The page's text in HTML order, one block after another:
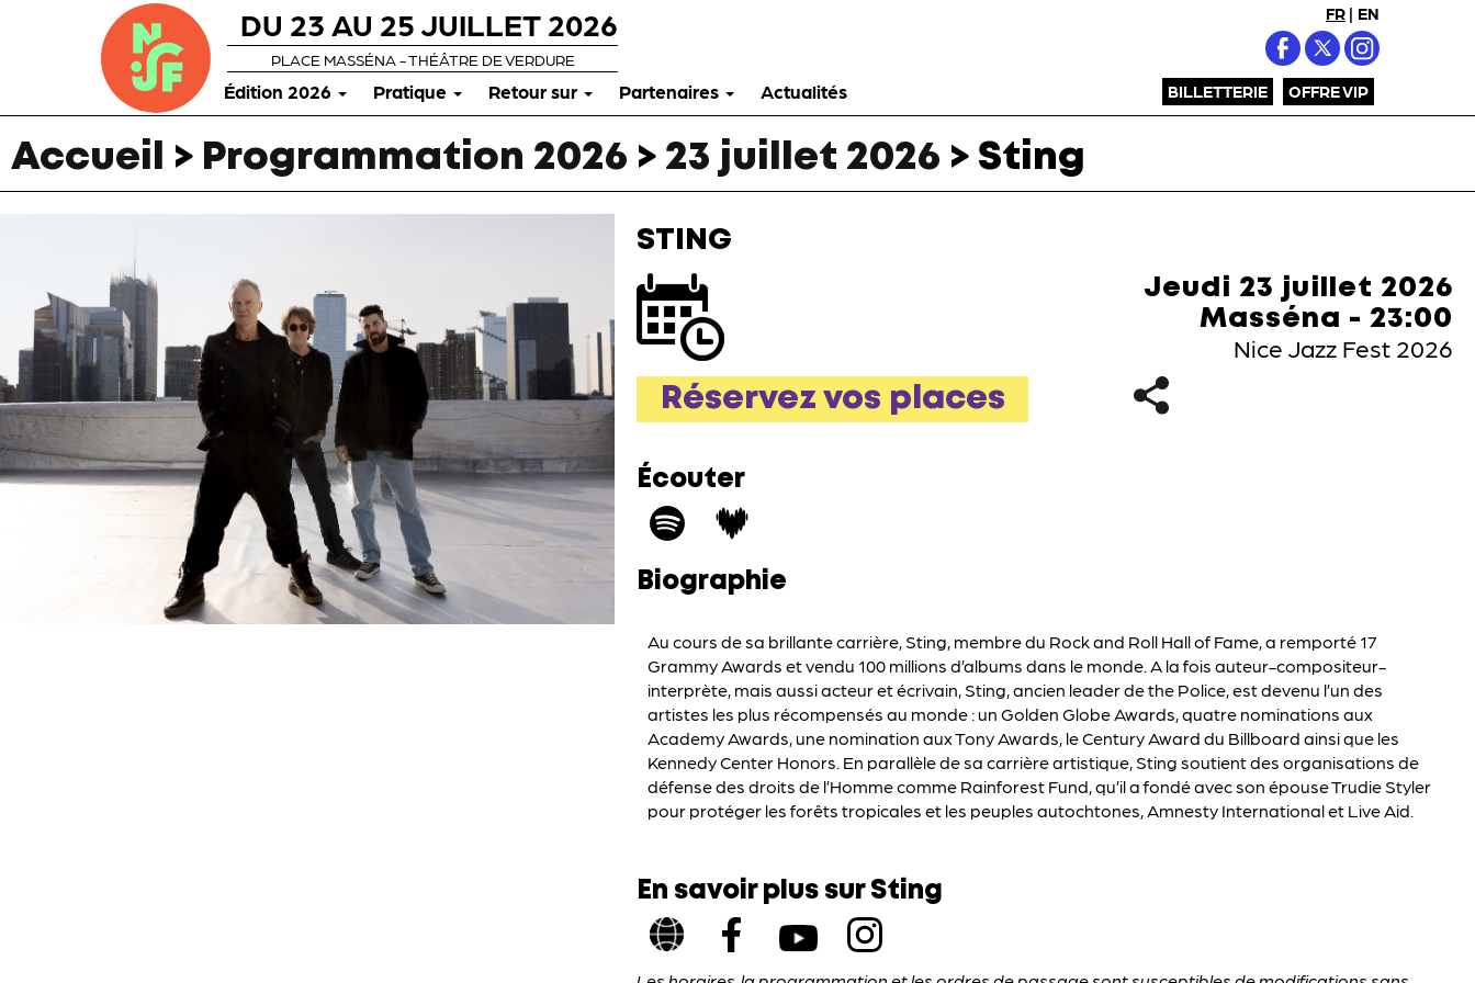
FR | EN
BILLETTERIE OFFRE VIP
DU 23 AU 25 JUILLET 2026
PLACE MASSÉNA - THÉÂTRE DE VERDURE
Édition 2026 Pratique Retour sur Partenaires Actualités
Accueil > Programmation 2026 > 23 juillet 2026 > Sting
STING
Jeudi 23 juillet 2026
Masséna - 23:00
Nice Jazz Fest 2026
Réservez vos places
Écouter
Biographie
Au cours de sa brillante carrière, Sting, membre du Rock and Roll Hall of Fame, a remporté 17
Grammy Awards et vendu 100 millions d’albums dans le monde. A la fois auteur-compositeur-
interprète, mais aussi acteur et écrivain, Sting, ancien leader de the Police, est devenu l’un des
artistes les plus récompensés au monde : un Golden Globe Awards, quatre nominations aux
Academy Awards, une nomination aux Tony Awards, le Century Award du Billboard ainsi que les
Kennedy Center Honors. En parallèle de sa carrière artistique, Sting soutient des organisations de
défense des droits de l’Homme comme Rainforest Fund, qu’il a fondé avec son épouse Trudie Styler
pour protéger les forêts tropicales et les peuples autochtones, Amnesty International et Live Aid.
En savoir plus sur Sting